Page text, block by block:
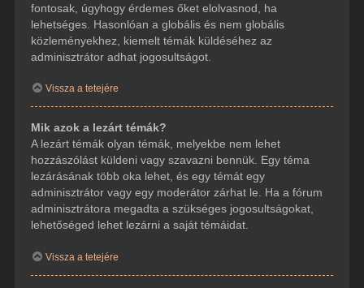
fontosak, úgyhogy érdemes őket elolvasnod, ha
lehetséges. Hasonlóan a globális és nem globális
közleményekhez, kiemelt témák küldéséhez az
adminisztrátor adhat jogosultságot.
Vissza a tetejére
Mik azok a lezárt témák?
A lezárt témák olyan témák, melyekbe nem lehet
hozzászólást küldeni vagy szavazni bennük. Egy téma
lezárásának több oka lehet, és egy témát egy
adminisztrátor vagy egy moderátor zárhat le. Ha a fórum
adminisztrátora megadta a szükséges jogosultságokat,
lehetőséged lehet lezárni a saját témáidat.
Vissza a tetejére